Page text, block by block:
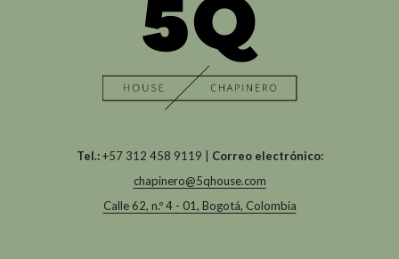
Tel.:+57 312 458 9119 | Correo electrónico:
chapinero@5qhouse.com
Calle 62, n.º 4 - 01, Bogotá, Colombia